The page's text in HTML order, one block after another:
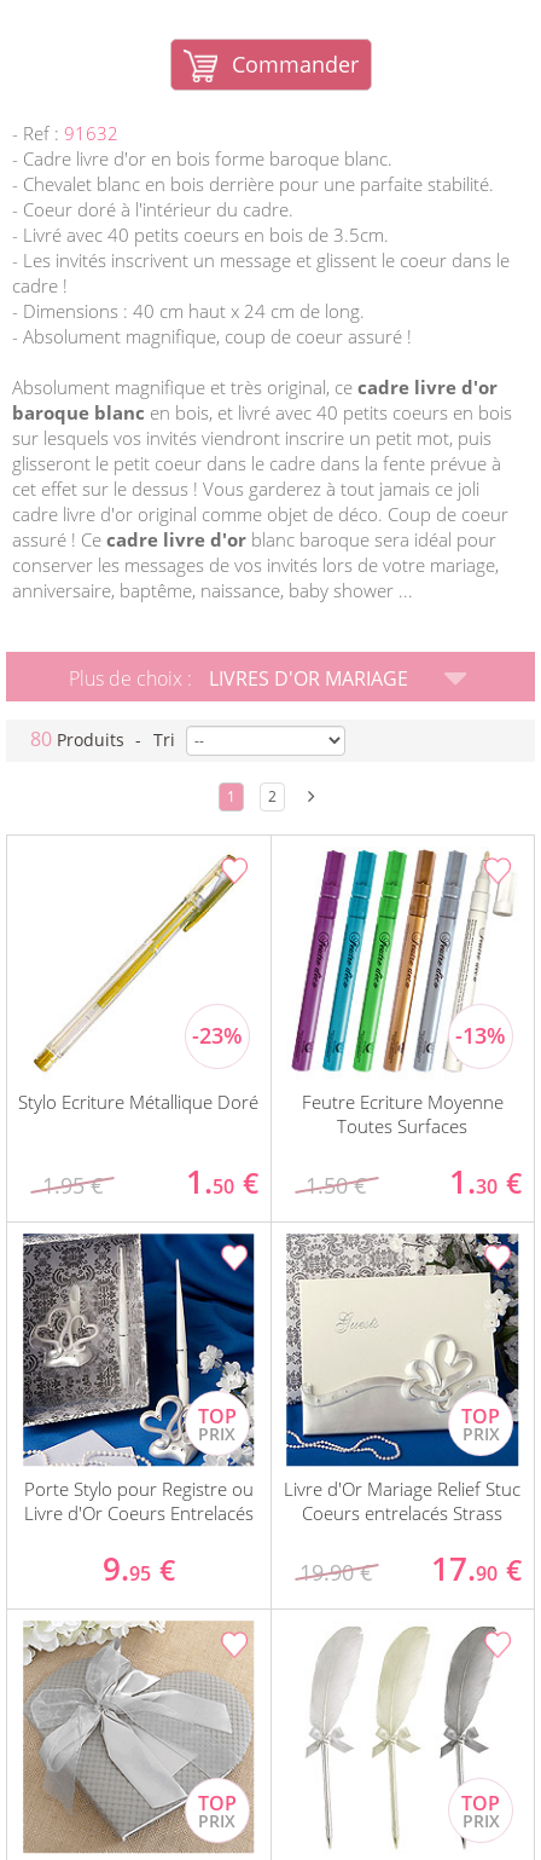
Commander
- Ref : 91632
- Cadre livre d'or en bois forme baroque blanc.
- Chevalet blanc en bois derrière pour une parfaite stabilité.
- Coeur doré à l'intérieur du cadre.
- Livré avec 40 petits coeurs en bois de 3.5cm.
- Les invités inscrivent un message et glissent le coeur dans le
cadre !
- Dimensions : 40 cm haut x 24 cm de long.
- Absolument magnifique, coup de coeur assuré !
Absolument magnifique et très original, ce cadre livre d'or
baroque blanc en bois, et livré avec 40 petits coeurs en bois
sur lesquels vos invités viendront inscrire un petit mot, puis
glisseront le petit coeur dans le cadre dans la fente prévue à
cet effet sur le dessus ! Vous garderez à tout jamais ce joli
cadre livre d'or original comme objet de déco. Coup de coeur
assuré ! Ce cadre livre d'or blanc baroque sera idéal pour
conserver les messages de vos invités lors de votre mariage,
anniversaire, baptême, naissance, baby shower ...
Plus de choix : LIVRES D'OR MARIAGE
80 Produits - Tri
1 2
Stylo Ecriture Métallique Doré
1.95 € 1.50 €
Feutre Ecriture Moyenne
Toutes Surfaces
1.50 € 1.30 €
Porte Stylo pour Registre ou
Livre d'Or Coeurs Entrelacés
9.95 €
Livre d'Or Mariage Relief Stuc
Coeurs entrelacés Strass
19.90 € 17.90 €